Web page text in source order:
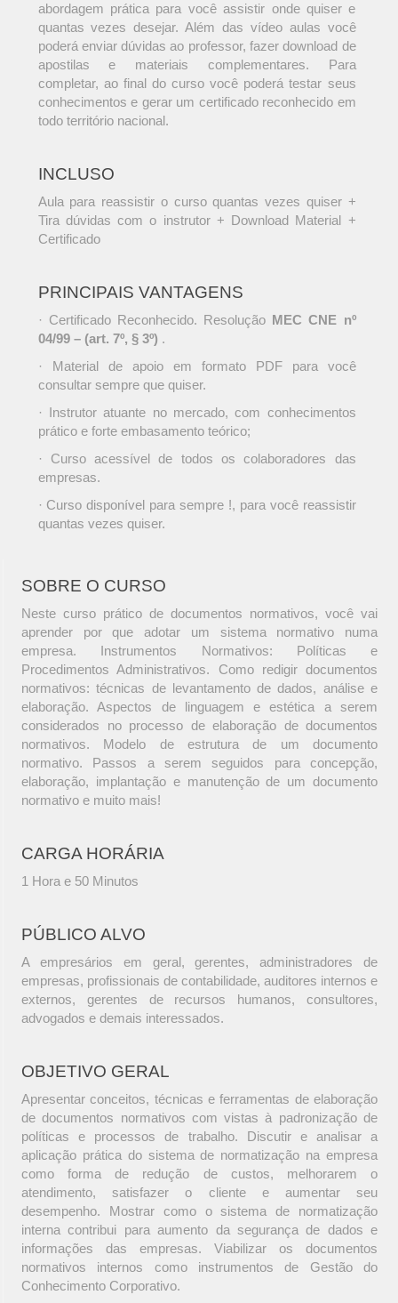
abordagem prática para você assistir onde quiser e
quantas vezes desejar. Além das vídeo aulas você
poderá enviar dúvidas ao professor, fazer download de
apostilas e materiais complementares. Para
completar, ao final do curso você poderá testar seus
conhecimentos e gerar um certificado reconhecido em
todo território nacional.
INCLUSO
Aula para reassistir o curso quantas vezes quiser +
Tira dúvidas com o instrutor + Download Material +
Certificado
PRINCIPAIS VANTAGENS
· Certificado Reconhecido. Resolução MEC CNE nº
04/99 – (art. 7º, § 3º) .
· Material de apoio em formato PDF para você
consultar sempre que quiser.
· Instrutor atuante no mercado, com conhecimentos
prático e forte embasamento teórico;
· Curso acessível de todos os colaboradores das
empresas.
· Curso disponível para sempre !, para você reassistir
quantas vezes quiser.
SOBRE O CURSO
Neste curso prático de documentos normativos, você vai
aprender por que adotar um sistema normativo numa
empresa. Instrumentos Normativos: Políticas e
Procedimentos Administrativos. Como redigir documentos
normativos: técnicas de levantamento de dados, análise e
elaboração. Aspectos de linguagem e estética a serem
considerados no processo de elaboração de documentos
normativos. Modelo de estrutura de um documento
normativo. Passos a serem seguidos para concepção,
elaboração, implantação e manutenção de um documento
normativo e muito mais!
CARGA HORÁRIA
1 Hora e 50 Minutos
PÚBLICO ALVO
A empresários em geral, gerentes, administradores de
empresas, profissionais de contabilidade, auditores internos e
externos, gerentes de recursos humanos, consultores,
advogados e demais interessados.
OBJETIVO GERAL
Apresentar conceitos, técnicas e ferramentas de elaboração
de documentos normativos com vistas à padronização de
políticas e processos de trabalho. Discutir e analisar a
aplicação prática do sistema de normatização na empresa
como forma de redução de custos, melhorarem o
atendimento, satisfazer o cliente e aumentar seu
desempenho. Mostrar como o sistema de normatização
interna contribui para aumento da segurança de dados e
informações das empresas. Viabilizar os documentos
normativos internos como instrumentos de Gestão do
Conhecimento Corporativo.